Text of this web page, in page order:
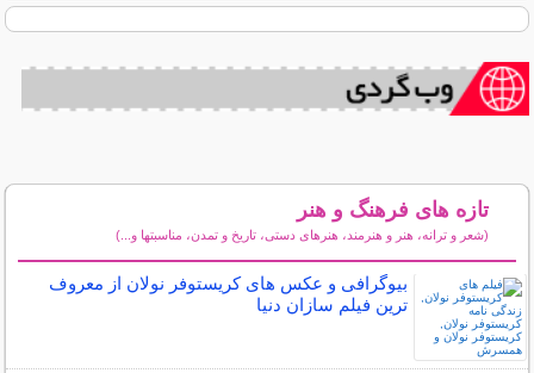
تازه های فرهنگ و هنر
(شعر و ترانه، هنر و هنرمند، هنرهای دستی، تاریخ و تمدن، مناسبتها و...)
بیوگرافی و عکس های کریستوفر نولان از معروف
ترین فیلم سازان دنیا